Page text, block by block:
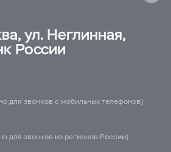
ул. Неглинная,
России
для звонков с мобильных телефонов)
для звонков из регионов России)